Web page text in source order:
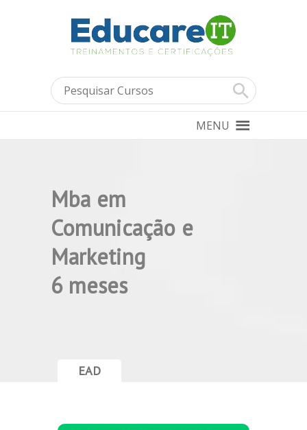
MENU
Mba em
Comunicação e
Marketing
6 meses
EAD